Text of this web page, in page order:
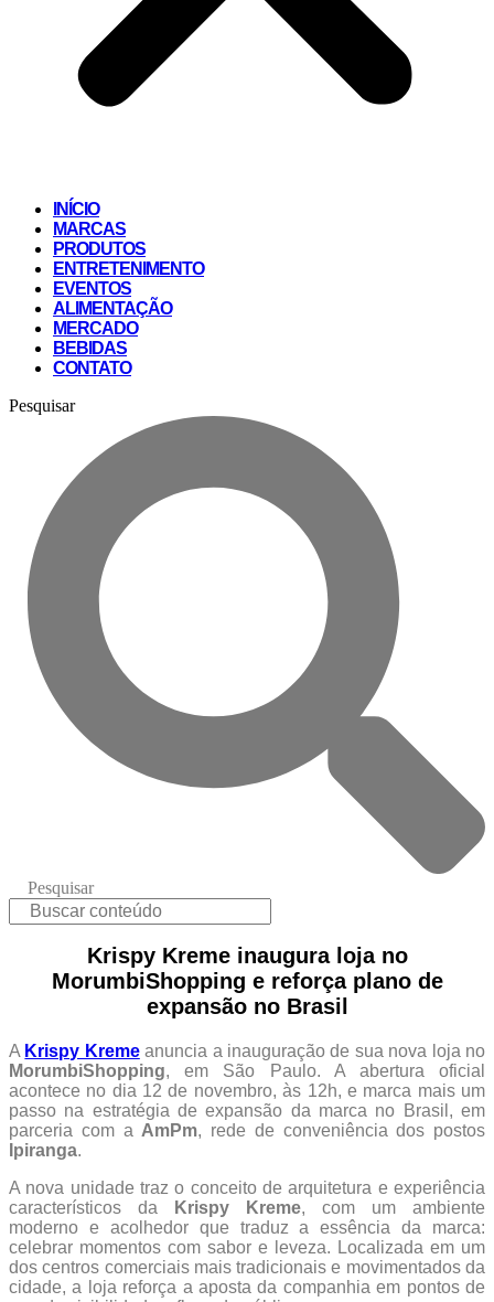
INÍCIO
MARCAS
PRODUTOS
ENTRETENIMENTO
EVENTOS
ALIMENTAÇÃO
MERCADO
BEBIDAS
CONTATO
Pesquisar
Pesquisar
Krispy Kreme inaugura loja no
MorumbiShopping e reforça plano de
expansão no Brasil
A Krispy Kremeanuncia a inauguração de sua nova loja no
MorumbiShopping, em São Paulo. A abertura oficial
acontece no dia 12 de novembro, às 12h, e marca mais um
passo na estratégia de expansão da marca no Brasil, em
parceria com a AmPm, rede de conveniência dos postos
Ipiranga.
A nova unidade traz o conceito de arquitetura e experiência
característicos da
Krispy Kreme, com um ambiente
moderno e acolhedor que traduz a essência da marca:
celebrar momentos com sabor e leveza. Localizada em um
dos centros comerciais mais tradicionais e movimentados da
cidade, a loja reforça a aposta da companhia em pontos de